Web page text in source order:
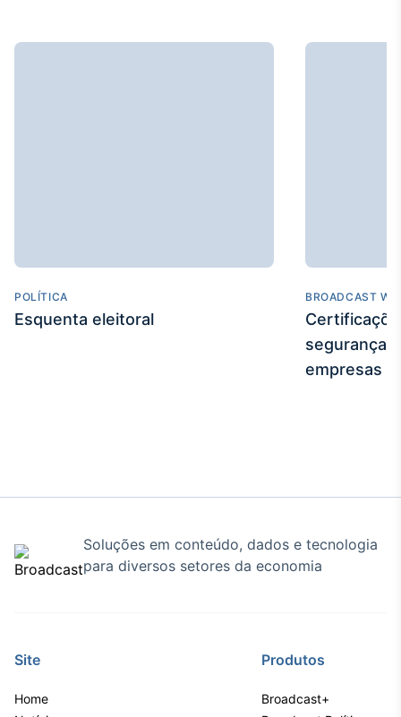
de ativos
POLÍTICA
Esquenta eleitoral
BROADCAST
segurança
empresas
Soluções em conteúdo, dados e tecnologia
para diversos setores da economia
Site
Home
Produtos
Broadcast+